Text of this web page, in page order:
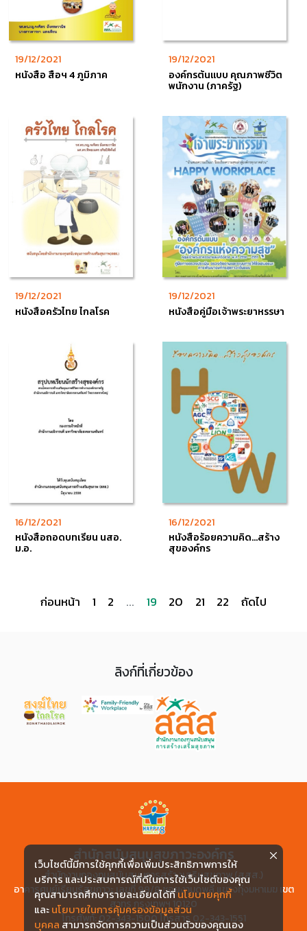
19/12/2021
หนังสือ สื่อฯ 4 ภูมิภาค
19/12/2021
องค์กรต้นแบบ คุณภาพชีวิต
พนักงาน (ภาครัฐ)
19/12/2021
หนังสือครัวไทย ไกลโรค
19/12/2021
หนังสือคู่มือเจ้าพระยาหรรษา
16/12/2021
หนังสือถอดบทเรียน นสอ.
ม.อ.
16/12/2021
หนังสือร้อยความคิด...สร้าง
สุของค์กร
ก่อนหน้า 1 2 ... 19 20 21 22 ถัดไป
ลิงก์ที่เกี่ยวข้อง
สำนักสนับสนุนสุขภาวะองค์กร
สำนักงานกองทุนสนับสนุนการสร้างเสริมสุขภาพ (สสส.)
อาคารศูนย์เรียนรู้สุขภาวะ เลขที่ 99/8 ซอยงามดูพลี แขวงทุ่งมหาเมฆ เขต
สาทร กรุงเทพฯ 10120
โทรศัพท์: 02-343-1500 โทรสาร 02-343-1551
เว็บไซต์นี้มีการใช้คุกกี้เพื่อเพิ่มประสิทธิภาพการให้
บริการ และประสบการณ์ที่ดีในการใช้เว็บไซต์ของคุณ
คุณสามารถศึกษารายละเอียดได้ที่นโยบายคุกกี้
และนโยบายในการคุ้มครองข้อมูลส่วน
บุคคล สามารถจัดการความเป็นส่วนตัวของคุณเอง